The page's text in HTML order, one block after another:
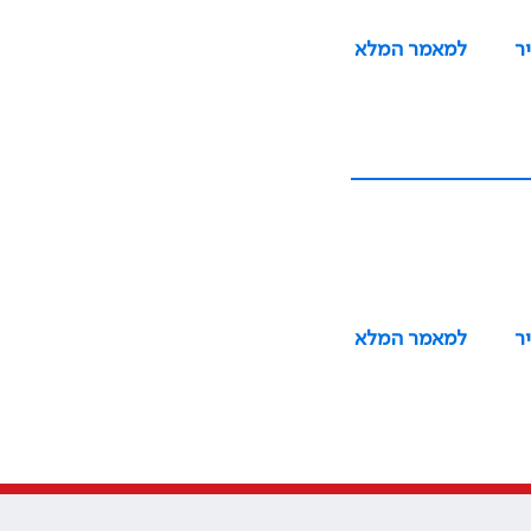
למאמר המלא
למאמר המלא